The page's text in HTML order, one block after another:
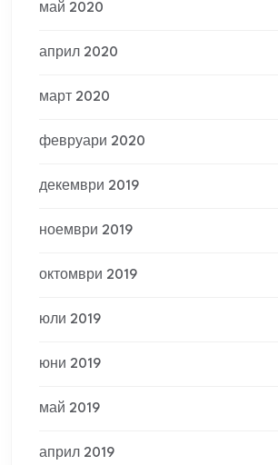
май 2020
април 2020
март 2020
февруари 2020
декември 2019
ноември 2019
октомври 2019
юли 2019
юни 2019
май 2019
април 2019